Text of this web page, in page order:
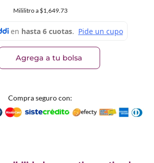
Mililitroa $1,649.73
Agrega a tu bolsa
Compra seguro con: